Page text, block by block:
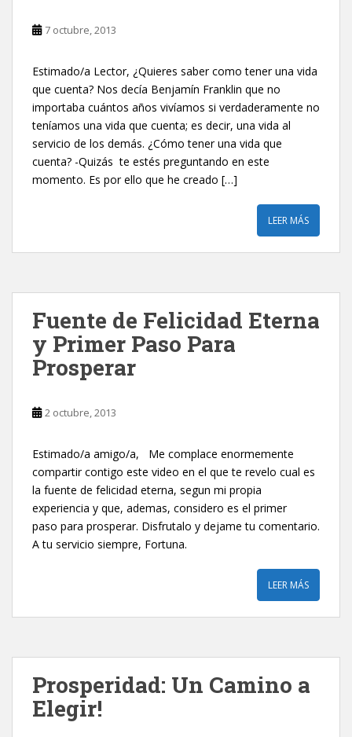
7 octubre, 2013
Estimado/a Lector, ¿Quieres saber como tener una vida
que cuenta? Nos decía Benjamín Franklin que no
importaba cuántos años vivíamos si verdaderamente no
teníamos una vida que cuenta; es decir, una vida al
servicio de los demás. ¿Cómo tener una vida que
cuenta? -Quizás te estés preguntando en este
momento. Es por ello que he creado […]
LEER MÁS
Fuente de Felicidad Eterna
y Primer Paso Para
Prosperar
2 octubre, 2013
Estimado/a amigo/a, Me complace enormemente
compartir contigo este video en el que te revelo cual es
la fuente de felicidad eterna, segun mi propia
experiencia y que, ademas, considero es el primer
paso para prosperar. Disfrutalo y dejame tu comentario.
A tu servicio siempre, Fortuna.
LEER MÁS
Prosperidad: Un Camino a
Elegir!